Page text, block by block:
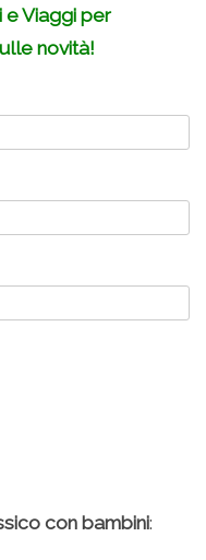
e Viaggi per
novità!
con bambini: